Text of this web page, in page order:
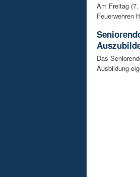
Am Freitag
Feuerwehren
Das
Ausbildung